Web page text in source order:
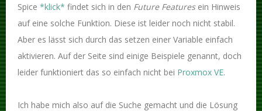
Spice *klick* findet sich in den Future Features ein Hinweis
auf eine solche Funktion. Diese ist leider noch nicht stabil.
Aber es lässt sich durch das setzen einer Variable einfach
aktivieren. Auf der Seite sind einige Beispiele genannt, doch
leider funktioniert das so einfach nicht bei Proxmox VE.
Ich habe mich also auf die Suche gemacht und die Lösung